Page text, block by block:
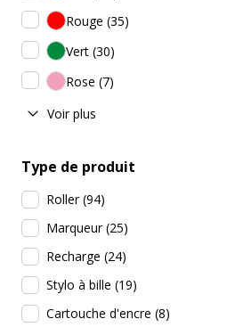
Rouge (35)
Vert (30)
Rose (7)
Voir plus
Type de produit
Roller(94)
Marqueur(25)
Recharge (24)
Stylo à bille (19)
Cartouche d'encre (8)